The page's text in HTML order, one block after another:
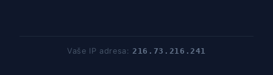
Vaše IP adresa:216.73.216.241